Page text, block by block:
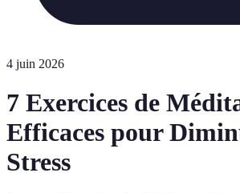
4 juin 2026
7 Exercices de
Efficaces pour
Stress